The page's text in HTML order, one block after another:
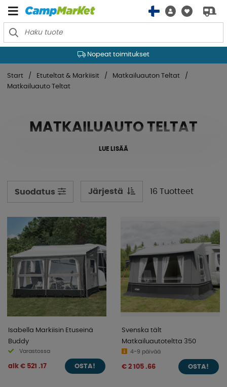
Nopeat toimitukset
Start Etuteltat & Markiisit
Matkailuauton Teltat
Matkailuauto Teltat
MATKAILUAUTO TELTAT
LUE LISÄÄ
Suodatus Järjestä 16 Tuotteet
Isabella Markiisin Etuseinä
Buddy
Varastossa
alk € 521 .17 OSTA!
Svenska tält
Matkailuautoteltta 350
4-9 päivää
€ 2 105 .66 OSTA!